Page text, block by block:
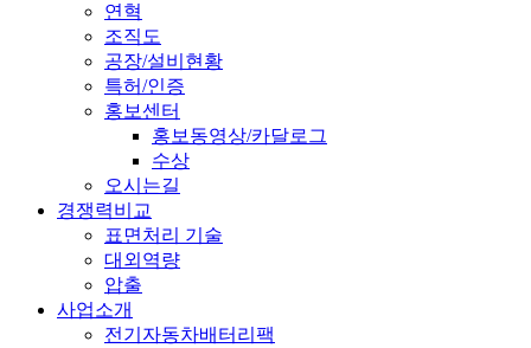
연혁
조직도
공장/설비현황
특허/인증
홍보센터
홍보동영상/카달로그
수상
오시는길
경쟁력비교
표면처리 기술
대외역량
압출
사업소개
전기자동차배터리팩